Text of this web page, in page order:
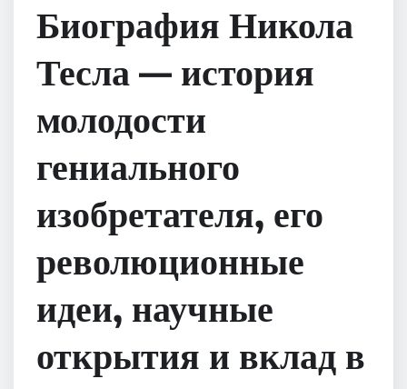
Биография Никола
Тесла — история
молодости
гениального
изобретателя, его
революционные
идеи, научные
открытия и вклад в